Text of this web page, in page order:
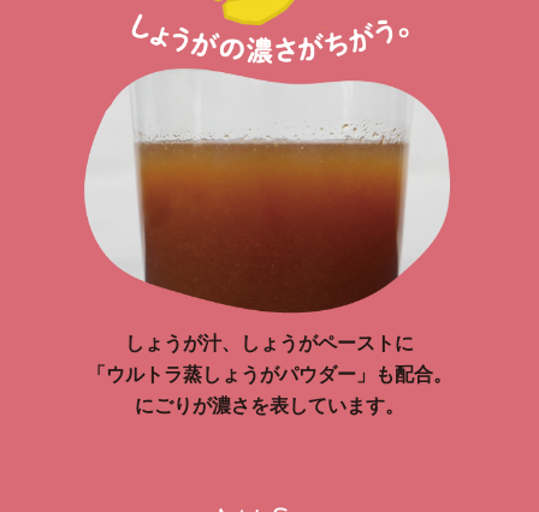
しょうが汁、しょうがペーストに
「ウルトラ蒸しょうがパウダー」も配合。
にごりが濃さを表しています。